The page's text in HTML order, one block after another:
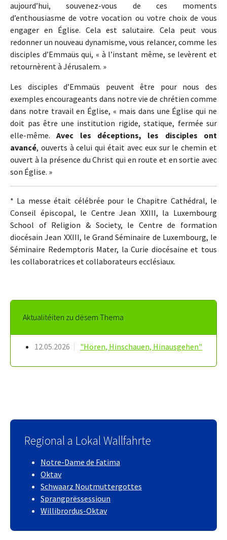
aujourd’hui, souvenez-vous de ces moments
d’enthousiasme de votre vocation ou votre choix de vous
engager en Église. Cela est salutaire. Cela peut vous
redonner un nouveau dynamisme, vous relancer, comme les
disciples d’Emmaüs qui, « à l’instant même, se levèrent et
retournèrent à Jérusalem. »
Les disciples d’Emmaüs peuvent être pour nous des
exemples encourageants dans notre vie de chrétien comme
dans notre travail en Église, « mais dans une Église qui ne
doit pas être une institution rigide, statique, fermée sur
elle-même.Avec les déceptions, les disciples ont
avancé, ouverts à celui qui était avec eux sur le chemin et
ouvert à la présence du Christ qui en route et en sortie avec
son Église. »
* La messe était célébrée pour le Chapitre Cathédral, le
Conseil épiscopal, le Centre Jean XXIII, la Luxembourg
School of Religion & Society, le Centre de formation
diocésain Jean XXIII, le Grand Séminaire de Luxembourg, le
Séminaire Redemptoris Mater, la Curie diocésaine et tous
les collaboratrices et collaborateurs ecclésiaux.
Aktualitéiten zu dësem Thema
12.05.2026 "Hören, Hinschauen, Hinausgehen"
Regional a Lokal Wallfahrte
Notre-Dame de Fatima
Oktav
Schwaarz Noutmuttergottes
Sprangprëssessioun
Willibrordus-Oktav